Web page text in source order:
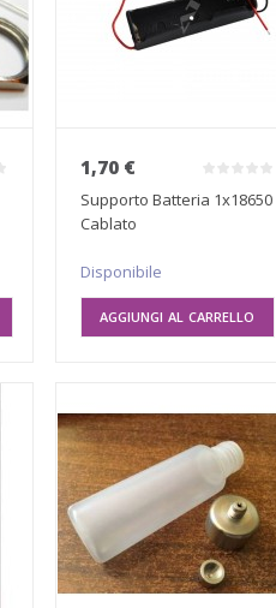
1,70 €
Supporto Batteria 1x18650
Cablato
Disponibile
AGGIUNGI AL CARRELLO